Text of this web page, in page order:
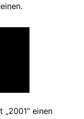
„2001“ einen